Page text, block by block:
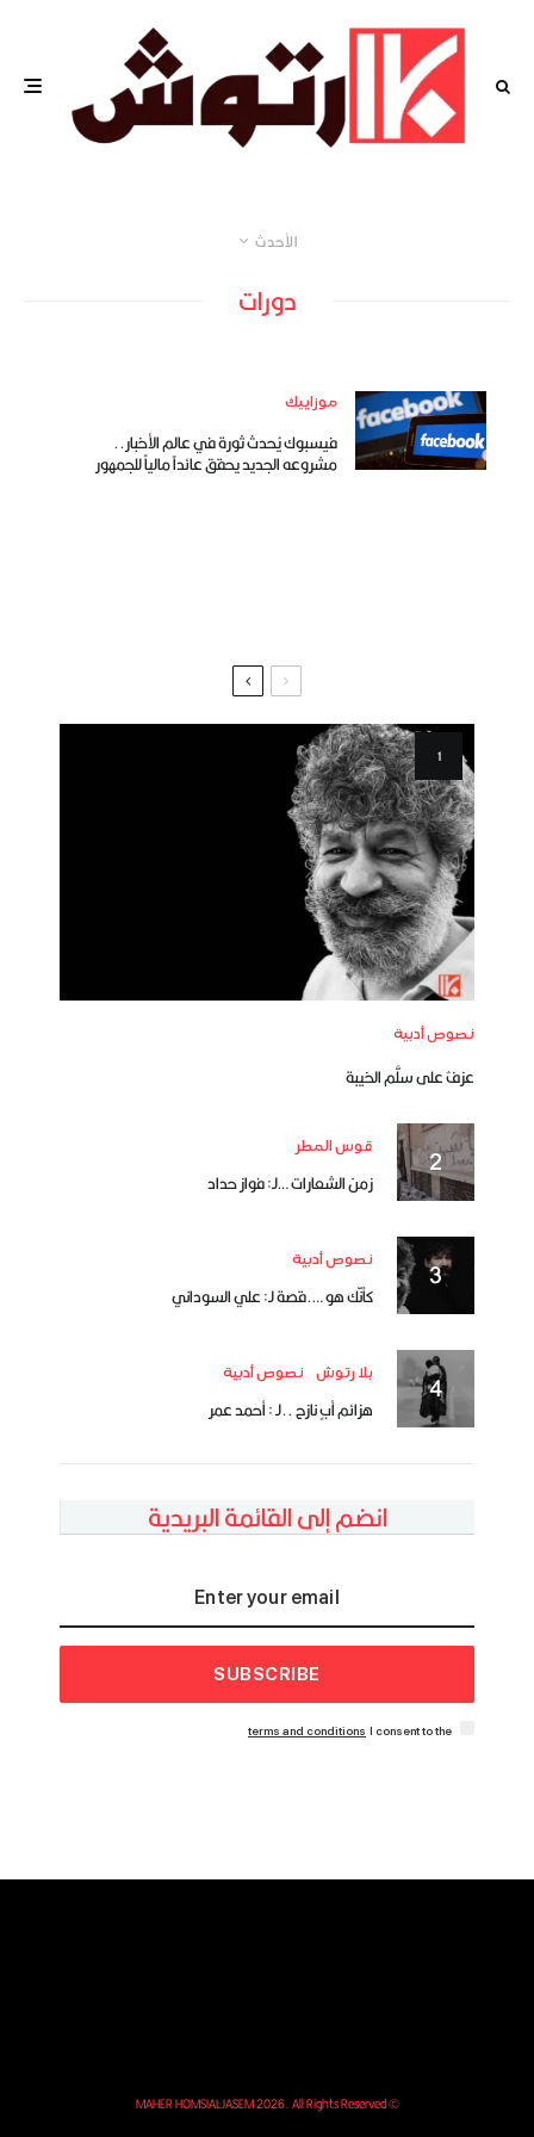
الأحدث
دورات
موزاييك
فيسبوك يُحدث ثورة في عالم الأخبار..
مشروعه الجديد يحقق عائداً مالياً للجمهور
نصوص أدبية
عزفٌ على سلَّم الخيبة
قوس المطر
زمن الشعارات …لـ: فواز حداد
نصوص أدبية
كأنّك هو ….قصة لـ: علي السوداني
بلا رتوش نصوص أدبية
هزائم أبٍ نازح ..لـ : أحمد عمر
انضم إلى القائمة البريدية
SUBSCRIBE
I consent to the
terms and conditions
© MAHER HOMSIALJASEM 2026. All Rights Reserved